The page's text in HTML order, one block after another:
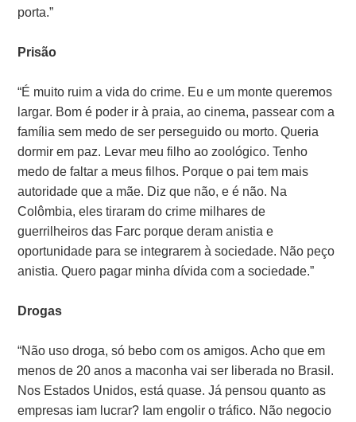
porta.”
Prisão
“É muito ruim a vida do crime. Eu e um monte queremos
largar. Bom é poder ir à praia, ao cinema, passear com a
família sem medo de ser perseguido ou morto. Queria
dormir em paz. Levar meu filho ao zoológico. Tenho
medo de faltar a meus filhos. Porque o pai tem mais
autoridade que a mãe. Diz que não, e é não. Na
Colômbia, eles tiraram do crime milhares de
guerrilheiros das Farc porque deram anistia e
oportunidade para se integrarem à sociedade. Não peço
anistia. Quero pagar minha dívida com a sociedade.”
Drogas
“Não uso droga, só bebo com os amigos. Acho que em
menos de 20 anos a maconha vai ser liberada no Brasil.
Nos Estados Unidos, está quase. Já pensou quanto as
empresas iam lucrar? Iam engolir o tráfico. Não negocio